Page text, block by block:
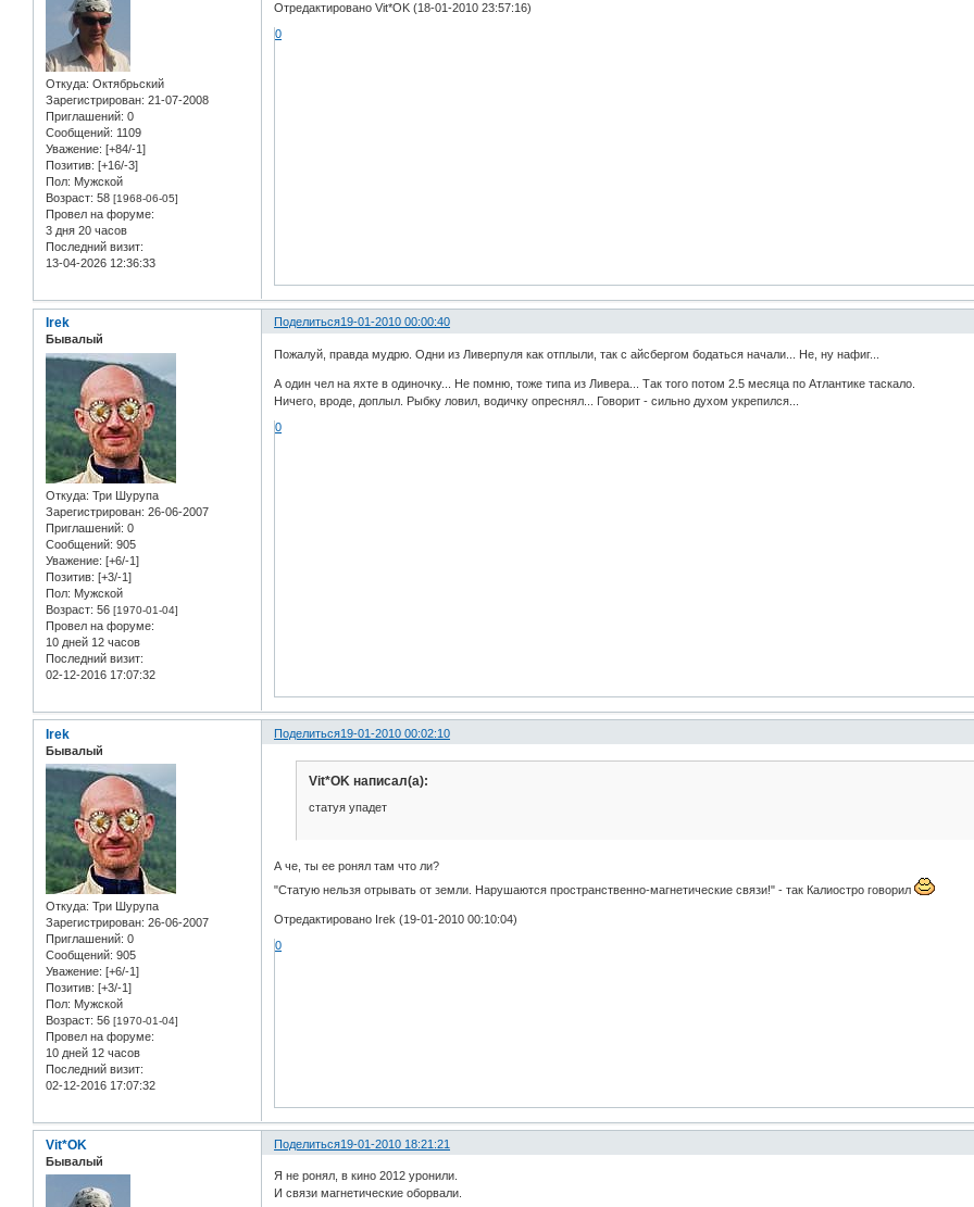
Откуда: Oктябрьский
Зарегистрирован: 21-07-2008
Приглашений: 0
Сообщений: 1109
Уважение: [+84/-1]
Позитив: [+16/-3]
Пол: Мужской
Возраст: 58 [1968-06-05]
Провел на форуме:
3 дня 20 часов
Последний визит:
13-04-2026 12:36:33
Отредактировано Vit*OK (18-01-2010 23:57:16)
0
Поделиться19-01-2010 00:00:40
Irek
Бывалый
Откуда: Три Шурупа
Зарегистрирован: 26-06-2007
Приглашений: 0
Сообщений: 905
Уважение: [+6/-1]
Позитив: [+3/-1]
Пол: Мужской
Возраст: 56 [1970-01-04]
Провел на форуме:
10 дней 12 часов
Последний визит:
02-12-2016 17:07:32
Пожалуй, правда мудрю. Одни из Ливерпуля как отплыли, так с айсбергом бодаться начали... Не, ну нафиг...
А один чел на яхте в одиночку... Не помню, тоже типа из Ливера... Так того потом 2.5 месяца по Атлантике таскало.
Ничего, вроде, доплыл. Рыбку ловил, водичку опреснял... Говорит - сильно духом укрепился...
0
Поделиться19-01-2010 00:02:10
Irek
Бывалый
Откуда: Три Шурупа
Зарегистрирован: 26-06-2007
Приглашений: 0
Сообщений: 905
Уважение: [+6/-1]
Позитив: [+3/-1]
Пол: Мужской
Возраст: 56 [1970-01-04]
Провел на форуме:
10 дней 12 часов
Последний визит:
02-12-2016 17:07:32
Vit*OK написал(а):
статуя упадет
А че, ты ее ронял там что ли?
"Статую нельзя отрывать от земли. Нарушаются пространственно-магнетические связи!" - так Калиостро говорил
Отредактировано Irek (19-01-2010 00:10:04)
0
Поделиться19-01-2010 18:21:21
Vit*OK
Бывалый
Я не ронял, в кино 2012 уронили.
И связи магнетические оборвали.